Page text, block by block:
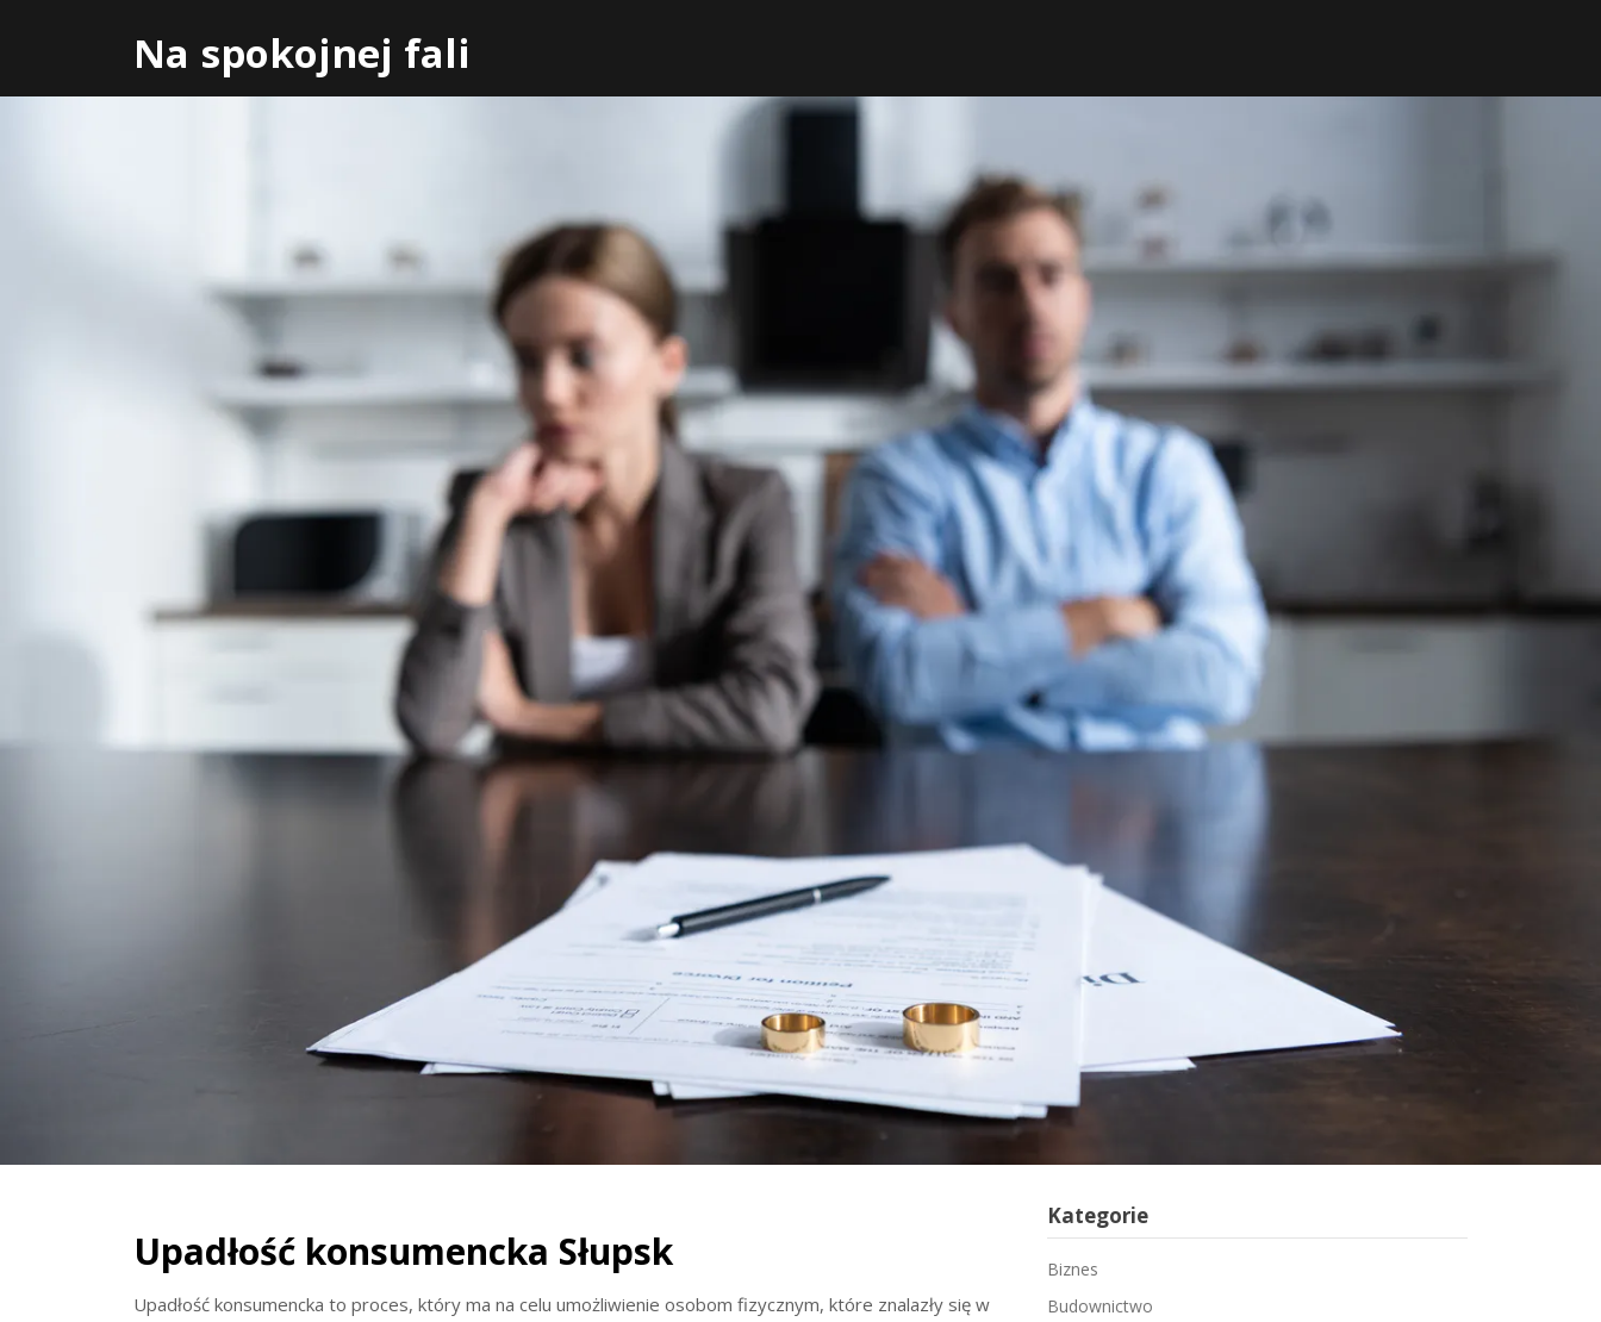
Na spokojnej fali
Upadłość konsumencka Słupsk
Upadłość konsumencka to proces, który ma na celu umożliwienie osobom fizycznym, które znalazły się w
Kategorie
Biznes
Budownictwo